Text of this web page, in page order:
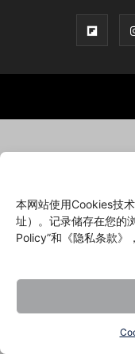
本网站使用Cookies技
址）。记录储存在您的
Policy”和《隐私条款》